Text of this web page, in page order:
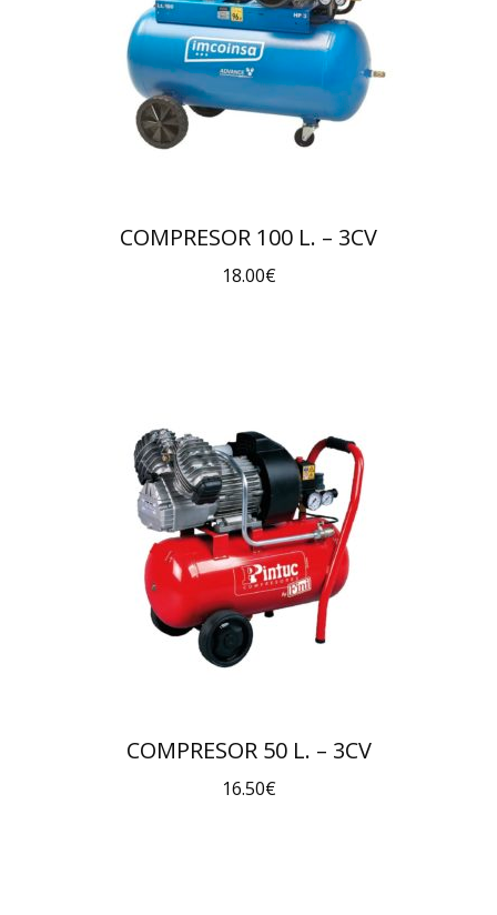
COMPRESOR 100 L. – 3CV
18.00€
COMPRESOR 50 L. – 3CV
16.50€